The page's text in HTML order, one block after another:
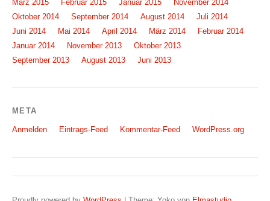
März 2015
Februar 2015 Januar 2015
November 2014
Oktober 2014
September 2014 August 2014
Juli 2014
Juni 2014
Mai 2014 April 2014 März 2014
Februar 2014
Januar 2014
November 2013
Oktober 2013
September 2013
August 2013 Juni 2013
META
Anmelden Eintrags-Feed Kommentar-Feed WordPress.org